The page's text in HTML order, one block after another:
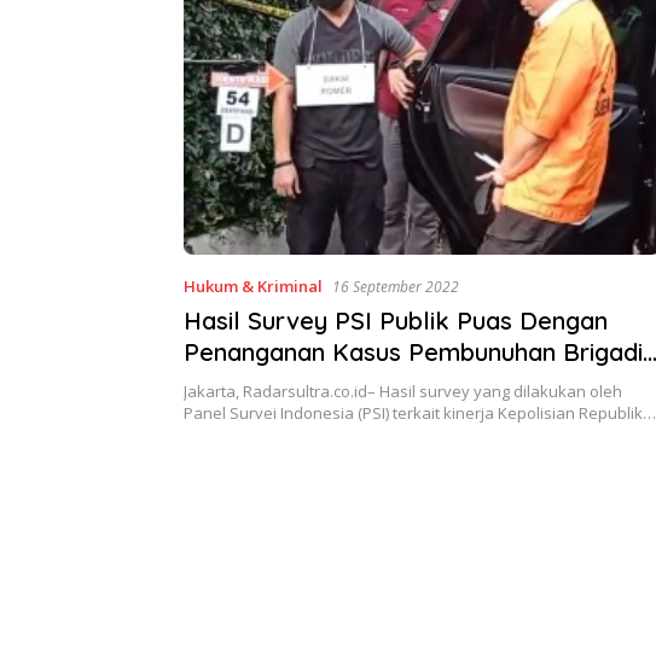
Hukum & Kriminal 16 September 2022
Hasil Survey PSI Publik Puas Dengan
Penanganan Kasus Pembunuhan Brigadir
J
Jakarta, Radarsultra.co.id– Hasil survey yang dilakukan oleh
Panel Survei Indonesia (PSI) terkait kinerja Kepolisian Republik…